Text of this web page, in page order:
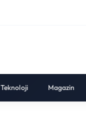
Teknoloji Magazin